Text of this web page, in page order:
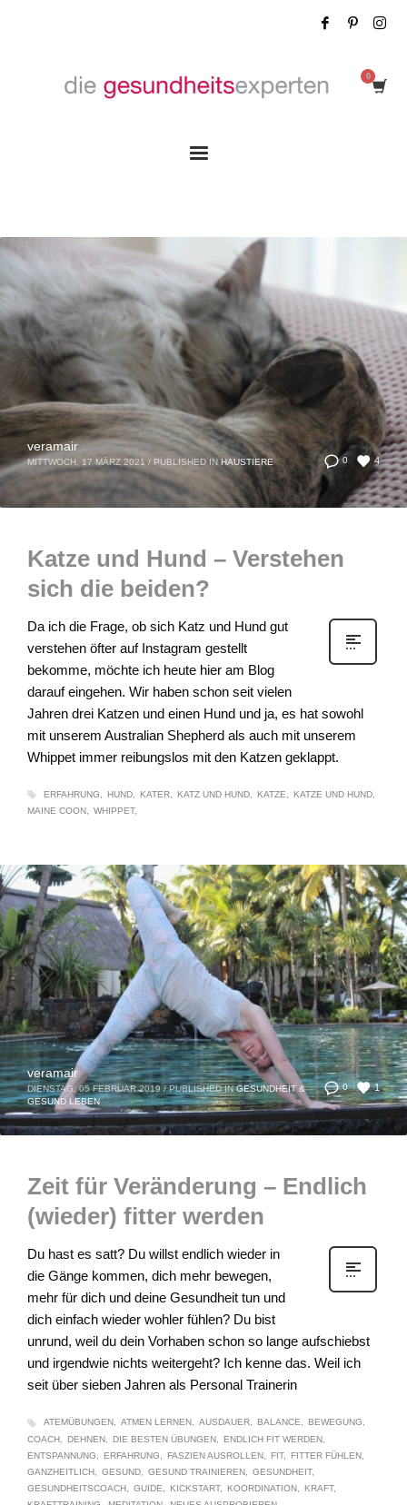
0 4
veramair
MITTWOCH, 17 MÄRZ 2021 / PUBLISHED IN HAUSTIERE
Katze und Hund – Verstehen
sich die beiden?
Da ich die Frage, ob sich Katz und Hund gut
verstehen öfter auf Instagram gestellt
bekomme, möchte ich heute hier am Blog
darauf eingehen. Wir haben schon seit vielen
Jahren drei Katzen und einen Hund und ja, es hat sowohl
mit unserem Australian Shepherd als auch mit unserem
Whippet immer reibungslos mit den Katzen geklappt.
ERFAHRUNG HUND KATER KATZ UND HUND KATZE
KATZE UND HUND
MAINE COON
WHIPPET
0 1
veramair
DIENSTAG, 05 FEBRUAR 2019 / PUBLISHED IN GESUNDHEIT &
GESUND LEBEN
Zeit für Veränderung – Endlich
(wieder) fitter werden
Du hast es satt? Du willst endlich wieder in
die Gänge kommen, dich mehr bewegen,
mehr für dich und deine Gesundheit tun und
dich einfach wieder wohler fühlen? Du bist
unrund, weil du dein Vorhaben schon so lange aufschiebst
und irgendwie nichts weitergeht? Ich kenne das. Weil ich
seit über sieben Jahren als Personal Trainerin
ATEMÜBUNGEN ATMEN LERNEN AUSDAUER BALANCE
BEWEGUNG
COACH
DEHNEN DIE BESTEN ÜBUNGEN
ENDLICH FIT WERDEN
ENTSPANNUNG
ERFAHRUNG FASZIEN AUSROLLEN FIT
FITTER FÜHLEN
GANZHEITLICH
GESUND GESUND TRAINIEREN
GESUNDHEIT
GESUNDHEITSCOACH
GUIDE KICKSTART KOORDINATION
KRAFT